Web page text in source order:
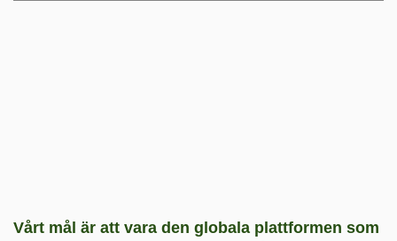
Vårt mål är att vara den globala plattformen som